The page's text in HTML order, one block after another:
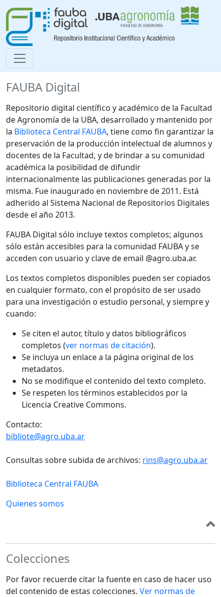
FAUBA Digital
Repositorio digital científico y académico de la Facultad
de Agronomía de la UBA, desarrollado y mantenido por
la Biblioteca Central FAUBA, tiene como fin garantizar la
preservación de la producción intelectual de alumnos y
docentes de la Facultad, y de brindar a su comunidad
académica la posibilidad de difundir
internacionalmente las publicaciones generadas por la
misma. Fue inaugurado en noviembre de 2011. Está
adherido al Sistema Nacional de Repositorios Digitales
desde el año 2013.
FAUBA Digital sólo incluye textos completos; algunos
sólo están accesibles para la comunidad FAUBA y se
acceden con usuario y clave de email @agro.uba.ar.
Los textos completos disponibles pueden ser copiados
en cualquier formato, con el propósito de ser usado
para una investigación o estudio personal, y siempre y
cuando:
Se citen el autor, título y datos bibliográficos
completos (ver normas de citación).
Se incluya un enlace a la página original de los
metadatos.
No se modifique el contenido del texto completo.
Se respeten los términos establecidos por la
Licencia Creative Commons.
Contacto:
bibliote@agro.uba.ar
Consultas sobre subida de archivos: rins@agro.uba.ar
Biblioteca Central FAUBA
Quienes somos
Colecciones
Por favor recuerde citar la fuente en caso de hacer uso
del contenido de estas colecciones. Ver normas de